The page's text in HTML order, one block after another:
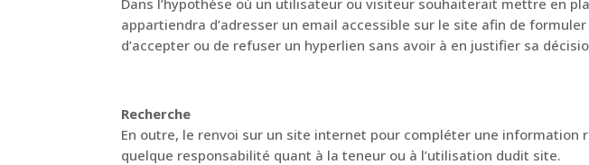
appartiendra d’adresser un email accessible sur le site afin de
d’accepter ou de refuser un hyperlien sans avoir à en justifier sa
Recherche
En outre, le renvoi sur un site internet pour compléter une information
quelque responsabilité quant à la teneur ou à l’utilisation dudit site.